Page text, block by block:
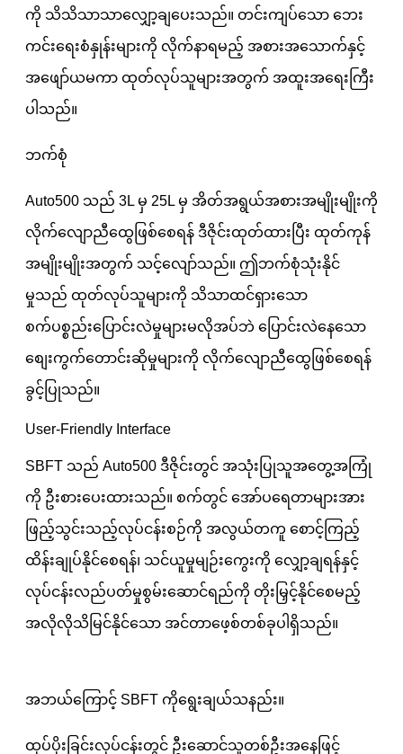
ကို သိသိသာသာလျှော့ချပေးသည်။ တင်းကျပ်သော ဘေး
ကင်းရေးစံနှုန်းများကို လိုက်နာရမည့် အစားအသောက်နှင့်
အဖျော်ယမကာ ထုတ်လုပ်သူများအတွက် အထူးအရေးကြီး
ပါသည်။
ဘက်စုံ
Auto500 သည် 3L မှ 25L မှ အိတ်အရွယ်အစားအမျိုးမျိုးကို
လိုက်လျောညီထွေဖြစ်စေရန် ဒီဇိုင်းထုတ်ထားပြီး ထုတ်ကုန်
အမျိုးမျိုးအတွက် သင့်လျော်သည်။ ဤဘက်စုံသုံးနိုင်
မှုသည် ထုတ်လုပ်သူများကို သိသာထင်ရှားသော
စက်ပစ္စည်းပြောင်းလဲမှုများမလိုအပ်ဘဲ ပြောင်းလဲနေသော
စျေးကွက်တောင်းဆိုမှုများကို လိုက်လျောညီထွေဖြစ်စေရန်
ခွင့်ပြုသည်။
User-Friendly Interface
SBFT သည် Auto500 ဒီဇိုင်းတွင် အသုံးပြုသူအတွေ့အကြုံ
ကို ဦးစားပေးထားသည်။ စက်တွင် အော်ပရေတာများအား
ဖြည့်သွင်းသည့်လုပ်ငန်းစဉ်ကို အလွယ်တကူ စောင့်ကြည့်
ထိန်းချုပ်နိုင်စေရန်၊ သင်ယူမှုမျဉ်းကွေးကို လျှော့ချရန်နှင့်
လုပ်ငန်းလည်ပတ်မှုစွမ်းဆောင်ရည်ကို တိုးမြှင့်နိုင်စေမည့်
အလိုလိုသိမြင်နိုင်သော အင်တာဖေ့စ်တစ်ခုပါရှိသည်။
အဘယ်ကြောင့် SBFT ကိုရွေးချယ်သနည်း။
ထုပ်ပိုးခြင်းလုပ်ငန်းတွင် ဦးဆောင်သူတစ်ဦးအနေဖြင့်